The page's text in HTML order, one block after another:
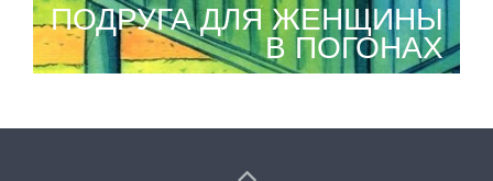
ПОДРУГА ДЛЯ ЖЕНЩИНЫ
В ПОГОНАХ